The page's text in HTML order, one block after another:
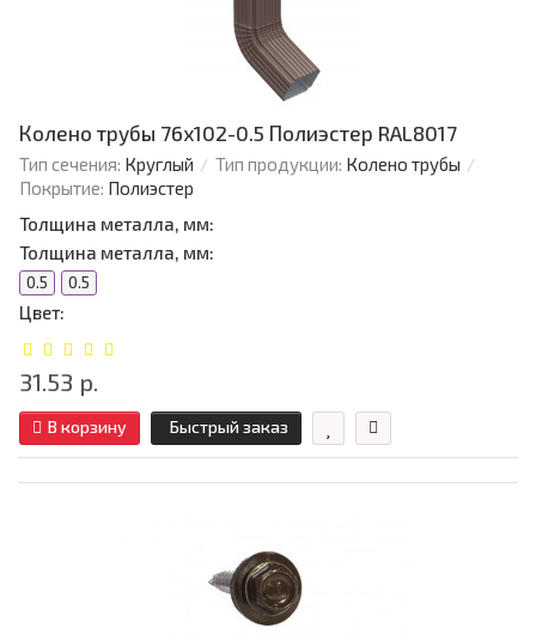
Колено трубы 76х102-0.5 Полиэстер RAL8017
Тип сечения: Круглый Тип продукции: Колено трубы
Покрытие: Полиэстер
Толщина металла, мм:
Толщина металла, мм:
0.5 0.5
Цвет:
31.53 р.
В корзину Быстрый заказ